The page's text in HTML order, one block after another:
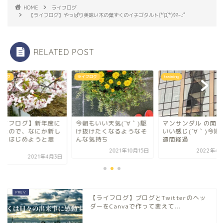
HOME
ライフログ
【ライフログ】やっぱり美味い木の葉ずくのイチゴタルト(*´Д`*)ｳﾏｰ.:ﾟ
RELATED POST
ログ
イフログ】新年度に
たので、なにか新し
とはじめようと思
2021年4月3日
ライフログ
今朝もいい天気(´∀｀)駆
け抜けたくなるようなそ
んな気持ち
2021年10月15日
training
マンサンダル の開
いい感じ(´∀｀)今期
週間経過
2022年4
【ライフログ】ブログとTwitterのヘッ
ダーをCanvaで作って変えて...